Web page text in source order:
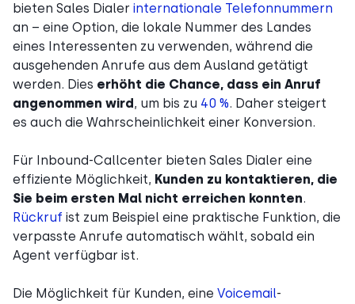
bieten Sales Dialer internationale Telefonnummern
an – eine Option, die lokale Nummer des Landes
eines Interessenten zu verwenden, während die
ausgehenden Anrufe aus dem Ausland getätigt
werden. Dies erhöht die Chance, dass ein Anruf
angenommen wird, um bis zu 40 %. Daher steigert
es auch die Wahrscheinlichkeit einer Konversion.
Für Inbound-Callcenter bieten Sales Dialer eine
effiziente Möglichkeit, Kunden zu kontaktieren, die
Sie beim ersten Mal nicht erreichen konnten.
Rückruf ist zum Beispiel eine praktische Funktion, die
verpasste Anrufe automatisch wählt, sobald ein
Agent verfügbar ist.
Die Möglichkeit für Kunden, eine Voicemail-